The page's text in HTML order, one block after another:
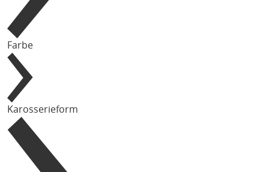
Farbe
Karosserieform